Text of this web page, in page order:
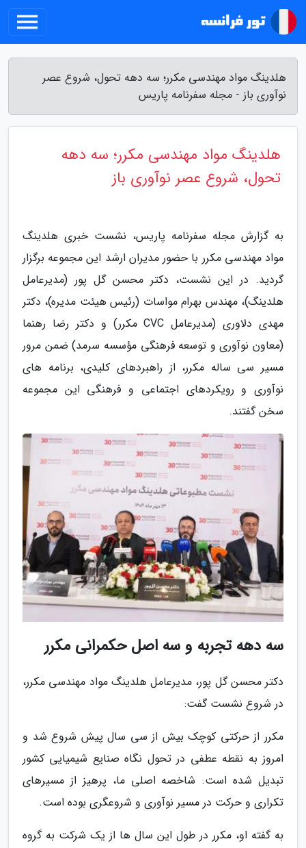
هلدینگ مواد مهندسی مکرر؛ سه دهه تحول، شروع عصر
نوآوری باز - مجله سفرنامه پاریس
هلدینگ مواد مهندسی مکرر؛ سه دهه
تحول، شروع عصر نوآوری باز
به گزارش مجله سفرنامه پاریس، نشست خبری هلدینگ
مواد مهندسی مکرر با حضور مدیران ارشد این مجموعه برگزار
گردید. در این نشست، دکتر محسن گل پور (مدیرعامل
هلدینگ)، مهندس بهرام مواسات (رئیس هیئت مدیره)، دکتر
مهدی دلاوری (مدیرعامل CVC مکرر) و دکتر رضا رهنما
(معاون نوآوری و توسعه فرهنگی مؤسسه سرمد) ضمن مرور
مسیر سی ساله مکرر، از راهبردهای کلیدی، برنامه های
نوآوری و رویکردهای اجتماعی و فرهنگی این مجموعه
سخن گفتند.
سه دهه تجربه و سه اصل حکمرانی مکرر
دکتر محسن گل پور، مدیرعامل هلدینگ مواد مهندسی مکرر،
در شروع نشست گفت:
مکرر از حرکتی کوچک بیش از سی سال پیش شروع شد و
امروز به نقطه عطفی در تحول نگاه صنایع شیمیایی کشور
تبدیل شده است. شاخصه اصلی ما، پرهیز از مسیرهای
تکراری و حرکت در مسیر نوآوری و شروعگری بوده است.
به گفته او، مکرر در طول این سال ها از یک شرکت به گروه